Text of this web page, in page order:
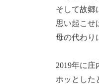
そして故郷
思い起こせ
母の代わり
2019年に庄
ホッとした